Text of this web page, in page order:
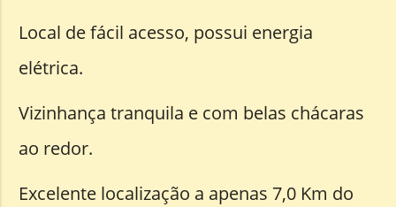
Local de fácil acesso, possui energia
elétrica.
Vizinhança tranquila e com belas chácaras
ao redor.
Excelente localização a apenas 7,0 Km do